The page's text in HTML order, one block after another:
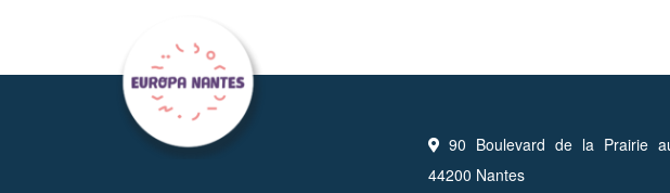
90 Boulevard de la Prairie
44200 Nantes